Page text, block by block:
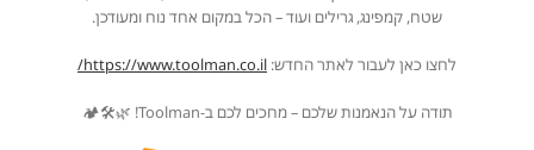
שטח, קמפינג, גרילים ועוד – הכל במקום אחד נוח ומעודכן.
לחצו כאן לעבור לאתר החדש: https://www.toolman.co.il/
תודה על הנאמנות שלכם – מחכים לכם ב-Toolman! 🌿🛠️🏕️